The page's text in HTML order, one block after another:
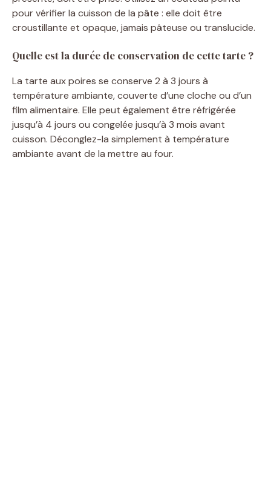
pour vérifier la cuisson de la pâte : elle doit être
croustillante et opaque, jamais pâteuse ou translucide.
Quelle est la durée de conservation de cette tarte ?
La tarte aux poires se conserve 2 à 3 jours à
température ambiante, couverte d’une cloche ou d’un
film alimentaire. Elle peut également être réfrigérée
jusqu’à 4 jours ou congelée jusqu’à 3 mois avant
cuisson. Déconglez-la simplement à température
ambiante avant de la mettre au four.